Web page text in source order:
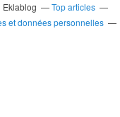
Eklablog
Top articles
et données personnelles